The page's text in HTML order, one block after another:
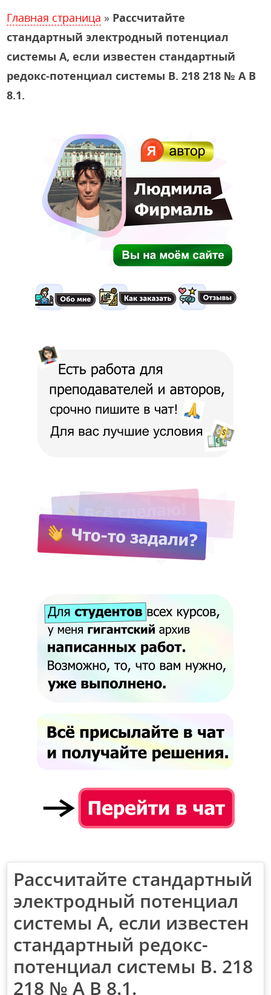
Главная страница » Рассчитайте
стандартный электродный потенциал
системы А, если известен стандартный
редокс-потенциал системы В. 218 218 № А В
8.1.
Рассчитайте стандартный
электродный потенциал
системы А, если известен
стандартный редокс-
потенциал системы В. 218
218 № А В 8.1.